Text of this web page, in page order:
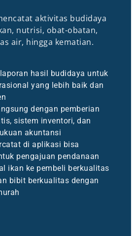
aktivitas budidaya
nutrisi, obat-obatan,
air, hingga kematian.
hasil budidaya untuk
yang lebih baik dan
dengan pemberian
sistem inventori, dan
akuntansi​
di aplikasi bisa
pengajuan pendanaan
ikan ke pembeli berkualitas
bibit berkualitas dengan